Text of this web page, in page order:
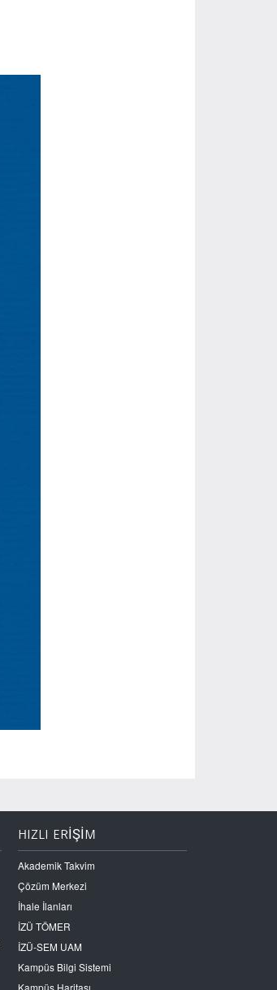
HIZLI ERİŞİM
Akademik Takvim
Çözüm Merkezi
İhale İlanları
İZÜ TÖMER
İZÜ-SEM UAM
Kampüs Bilgi Sistemi